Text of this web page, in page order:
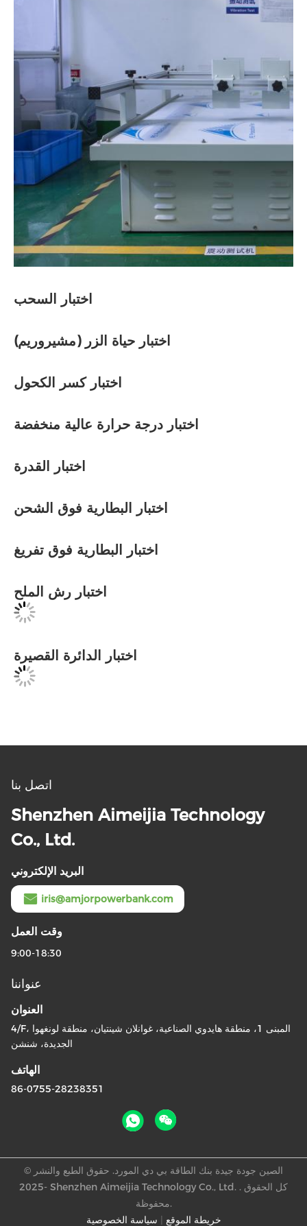
اختبار السحب
اختبار حياة الزر (مشيروريم)
اختبار كسر الكحول
اختبار درجة حرارة عالية منخفضة
اختبار القدرة
اختبار البطارية فوق الشحن
اختبار البطارية فوق تفريغ
اختبار رش الملح
Shenzhen Aimeijia Technology
Co., Ltd.
البريد الإلكتروني
iris@amjorpowerbank.com
وقت العمل
9:00-18:30
عنواننا
العنوان
4/F، المبنى 1، منطقة هايدوي الصناعية، غوانلان شينتيان، منطقة لونغهوا
الهاتف
86-0755-28238351
سياسة الخصوصية
-2025 Shenzhen Aimeijia Technology Co., Ltd. . كل الحقوق